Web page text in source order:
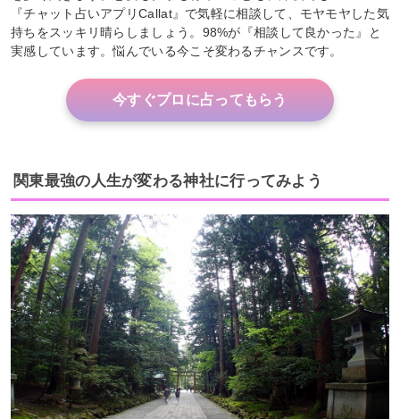
『チャット占いアプリCallat』で気軽に相談して、モヤモヤした気
持ちをスッキリ晴らしましょう。98%が『相談して良かった』と
実感しています。悩んでいる今こそ変わるチャンスです。
今すぐプロに占ってもらう
関東最強の人生が変わる神社に行ってみよう